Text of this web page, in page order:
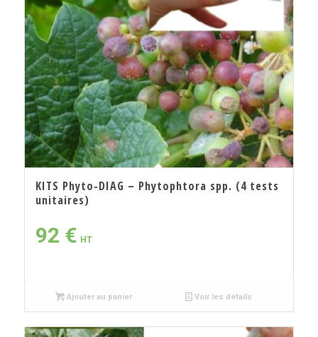
KITS Phyto-DIAG – Phytophtora spp. (4 tests
unitaires)
92 € HT
Ajouter au panier Voir les détails